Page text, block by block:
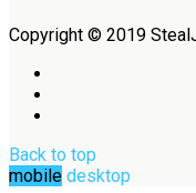
Copyright © 2019
Back to top
mobile desktop